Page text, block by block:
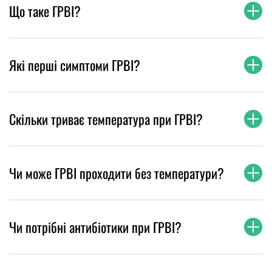
Що таке ГРВІ?
Які перші симптоми ГРВІ?
Скільки триває температура при ГРВІ?
Чи може ГРВІ проходити без температури?
Чи потрібні антибіотики при ГРВІ?